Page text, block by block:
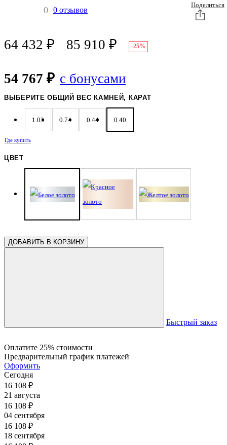
0 0 отзывов
Поделиться
64 432 ₽ 85 910 ₽ -25%
54 767 ₽ с бонусами
ВЫБЕРИТЕ ОБЩИЙ ВЕС КАМНЕЙ, КАРАТ
1.03 0.74 0.44 0.40
Где купить
ЦВЕТ
ДОБАВИТЬ В КОРЗИНУ
Быстрый заказ
Оплатите 25% стоимости
Предварительный график платежей
Оформить
Сегодня
16 108 ₽
21 августа
16 108 ₽
04 сентября
16 108 ₽
18 сентября